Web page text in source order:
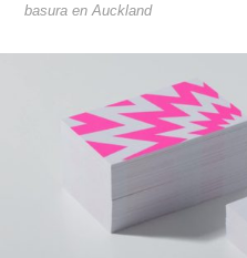
basura en Auckland